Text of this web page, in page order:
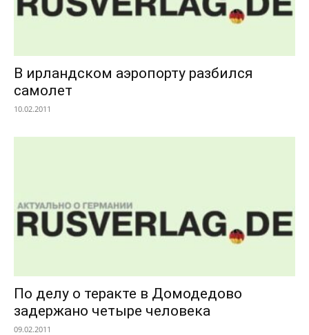
В ирландском аэропорту разбился
самолет
10.02.2011
По делу о теракте в Домодедово
задержано четыре человека
09.02.2011